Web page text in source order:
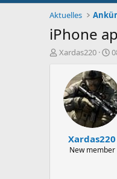
Aktuelles
iPhone
E
Xardas220
E
t
e
l
l
a
m
Xardas220
New member